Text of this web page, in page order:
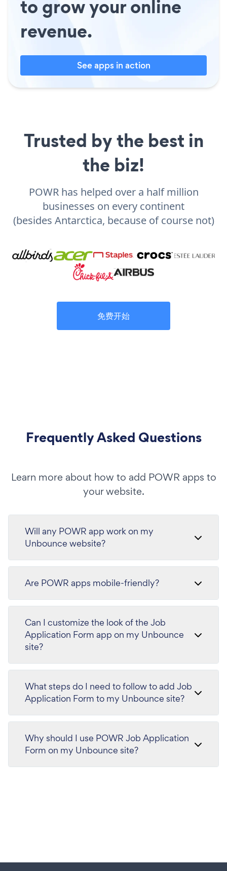
to grow your online
revenue.
See apps in action
Trusted by the best in
the biz!
POWR has helped over a half million
businesses on every continent
(besides Antarctica, because of course not)
免费开始
Frequently Asked Questions
Learn more about how to add POWR apps to
your website.
Will any POWR app work on my
Unbounce website?
Are POWR apps mobile-friendly?
Can I customize the look of the Job
Application Form app on my Unbounce
site?
What steps do I need to follow to add Job
Application Form to my Unbounce site?
Why should I use POWR Job Application
Form on my Unbounce site?